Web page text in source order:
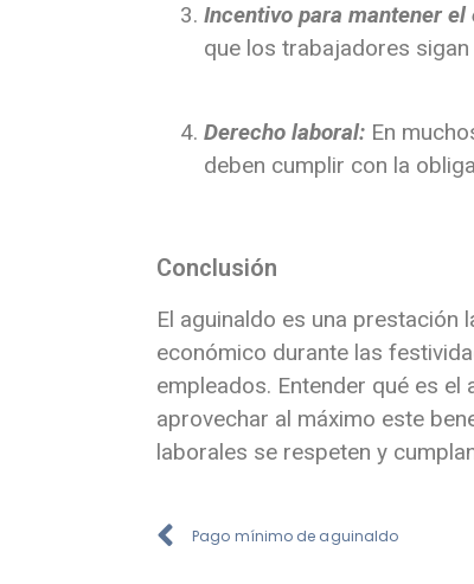
Incentivo para mantener el
que los trabajadores
Derecho laboral: En
deben cumplir con la
Conclusión
El aguinaldo es una
económico durante las
empleados. Entender qué es
aprovechar al máximo este
laborales se respeten y
Pago mínimo de aguinaldo